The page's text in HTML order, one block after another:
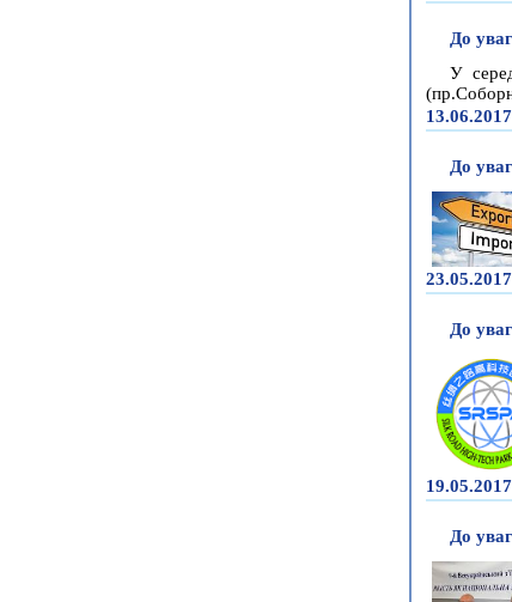
До
У
13.06.2017
До
23.05.2017
До
19.05.2017
До